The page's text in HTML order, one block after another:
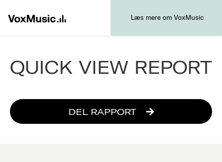
Læs mere om VoxMusic
QUICK VIEW REPORT
DEL RAPPORT